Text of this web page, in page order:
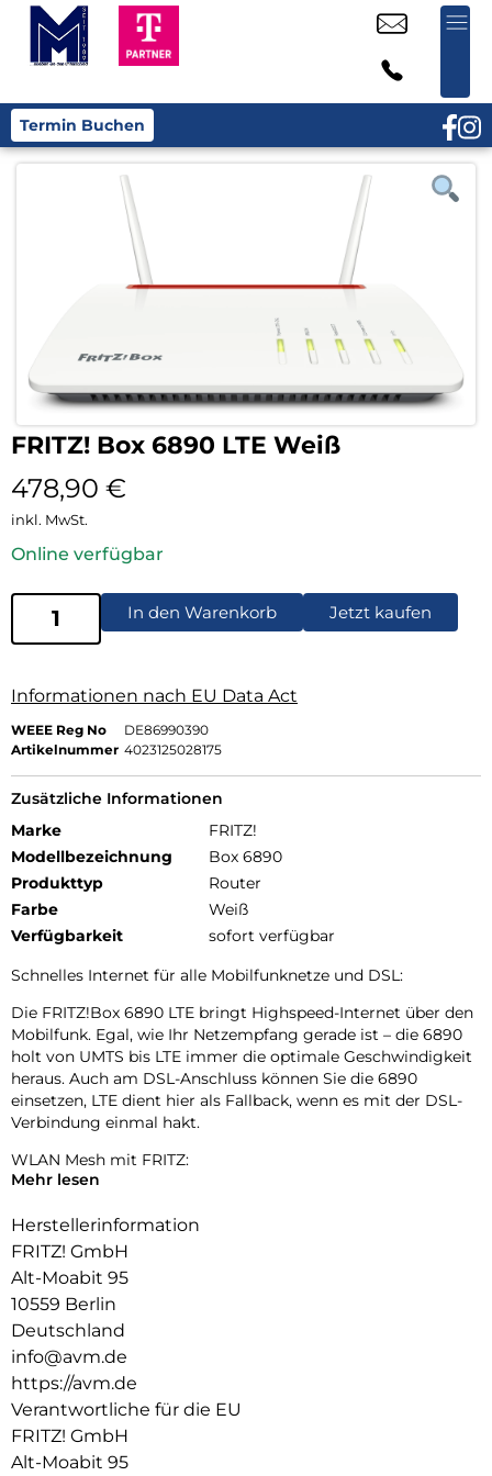
Termin Buchen
FRITZ! Box 6890 LTE Weiß
478,90 €
inkl. MwSt.
Online verfügbar
In den Warenkorb Jetzt kaufen
Informationen nach EU Data Act
WEEE Reg No
DE86990390
Artikelnummer 4023125028175
Zusätzliche Informationen
Marke
FRITZ!
Modellbezeichnung
Box 6890
Produkttyp
Router
Farbe
Weiß
Verfügbarkeit
sofort verfügbar
Schnelles Internet für alle Mobilfunknetze und DSL:
Die FRITZ!Box 6890 LTE bringt Highspeed-Internet über den
Mobilfunk. Egal, wie Ihr Netzempfang gerade ist – die 6890
holt von UMTS bis LTE immer die optimale Geschwindigkeit
heraus. Auch am DSL-Anschluss können Sie die 6890
einsetzen, LTE dient hier als Fallback, wenn es mit der DSL-
Verbindung einmal hakt.
WLAN Mesh mit FRITZ:
den letzten Winkel jedes Zimmers gelangen, setzt die
FRITZ!Box 6890 LTE auf WLAN Mesh. Die verteilten FRITZ!-
Geräte arbeiten in einem einzigen Netz, tauschen sich
untereinander aus und optimieren die Leistung aller WLAN-
Geräte.
bei Surfen, Video oder Gaming. Atemberaubendes HD-
Fernsehen und Ihre Lieblingsmusik warten jetzt auf Sie – und
nicht umgekehrt.
Schnelles Internet – jederzeit:
Mehr lesen
Herstellerinformation
FRITZ! GmbH
Alt-Moabit 95
10559 Berlin
Deutschland
info@avm.de
https://avm.de
Verantwortliche für die EU
FRITZ! GmbH
Alt-Moabit 95